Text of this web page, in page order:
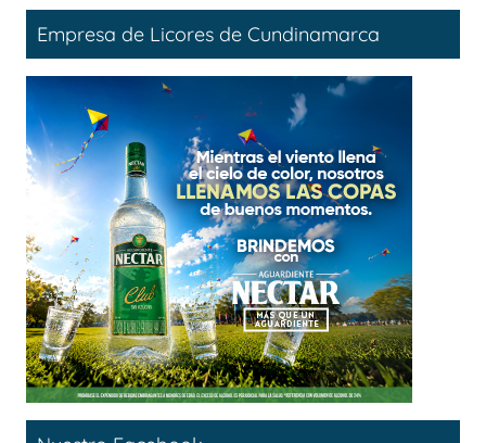
Empresa de Licores de Cundinamarca